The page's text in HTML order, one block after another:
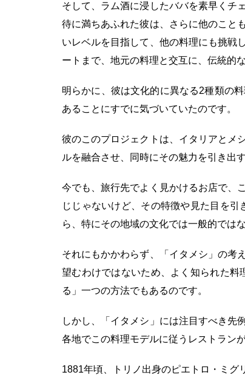
そして、ラム酒に浸したババを素早くチ
待に満ちあふれた彼は、さらに他のこと
いレベルを目指して、他の料理にも挑戦
ートまで、地元の料理と交互に、伝統的
明らかに、彼は文化的に異なる2種類の
あることにすでに気づいていたのです。
彼のこのプロジェクトは、イタリアとメ
ルを融合させ、同時にその魅力を引き出
今でも、旅行先でよく見かけるお店で、
じじゃないけど、その特徴や見た目を
ら、特にその地域の文化では一般的では
それにもかかわらず、「イタメシ」の考
望むわけではないため、よく知られた
る」一つの方法でもあるのです。
しかし、「イタメシ」には注目すべき先
各地でこの料理モデルに従うレストラン
1881年頃、トリノ出身のピエトロ・ミグ